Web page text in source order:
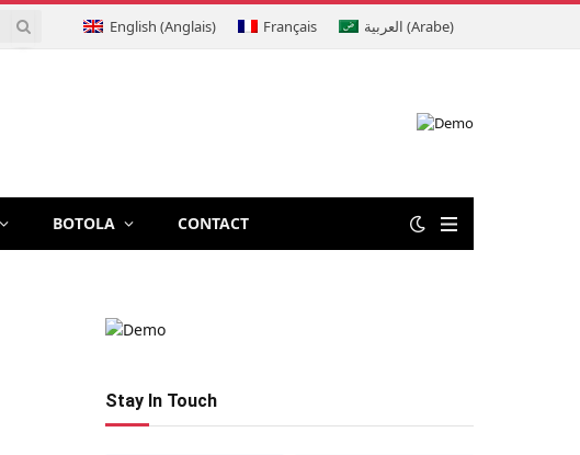
English (Anglais) Français العربية (Arabe)
BOTOLA CONTACT
Stay In Touch